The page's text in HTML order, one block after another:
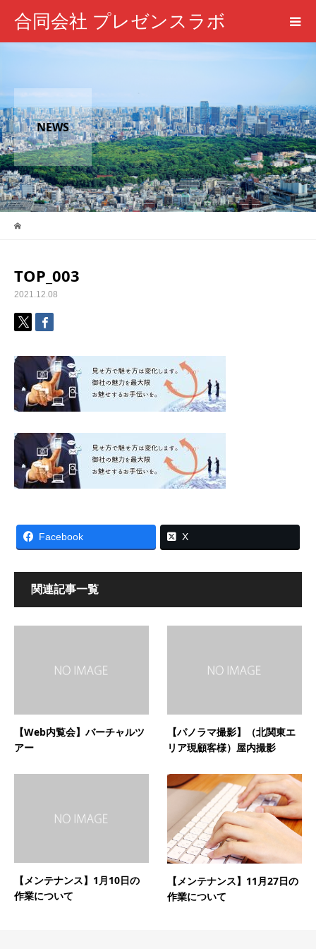
合同会社 プレゼンスラボ
NEWS
TOP_003
2021.12.08
Facebook X
関連記事一覧
【Web内覧会】バーチャルツ
アー
【パノラマ撮影】（北関東エ
リア現顧客様）屋内撮影
【メンテナンス】1月10日の
作業について
【メンテナンス】11月27日の
作業について